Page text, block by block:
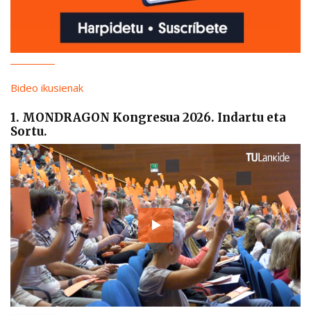
Bideo ikusienak
1. MONDRAGON Kongresua 2026. Indartu eta
Sortu.